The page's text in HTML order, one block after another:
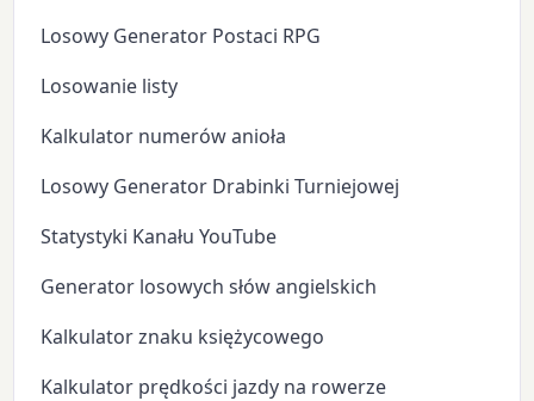
Losowy Generator Postaci RPG
Losowanie listy
Kalkulator numerów anioła
Losowy Generator Drabinki Turniejowej
Statystyki Kanału YouTube
Generator losowych słów angielskich
Kalkulator znaku księżycowego
Kalkulator prędkości jazdy na rowerze